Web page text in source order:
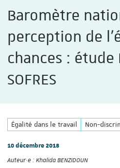
Baromètre
perception de
chances : étude
SOFRES
Égalité dans le travail Non-
10 décembre 2018
Auteur·e : Khalida BENZIDOUN